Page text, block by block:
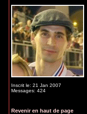
Inscrit le: 21 Jan 2007
Messages: 424
Revenir en haut de page